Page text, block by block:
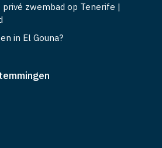
zwembad op Tenerife |
in El Gouna?